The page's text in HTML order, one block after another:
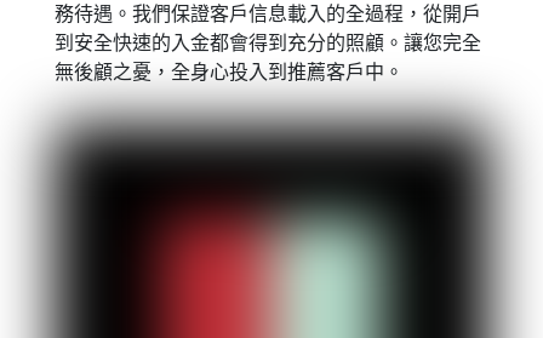
務待遇。我們保證客戶信息載入的全過程，從開戶
到安全快速的入金都會得到充分的照顧。讓您完全
無後顧之憂，全身心投入到推薦客戶中。